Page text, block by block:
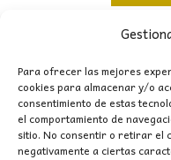
Para ofrecer las mejores
cookies para almacenar y/o
consentimiento de estas
el comportamiento de
sitio. No consentir o retirar el
negativamente a ciertas
CONTACTO